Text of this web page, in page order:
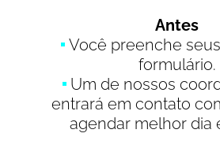
Antes
Você preenche
formulário.
Um de nossos
entrará em contato
agendar melhor dia